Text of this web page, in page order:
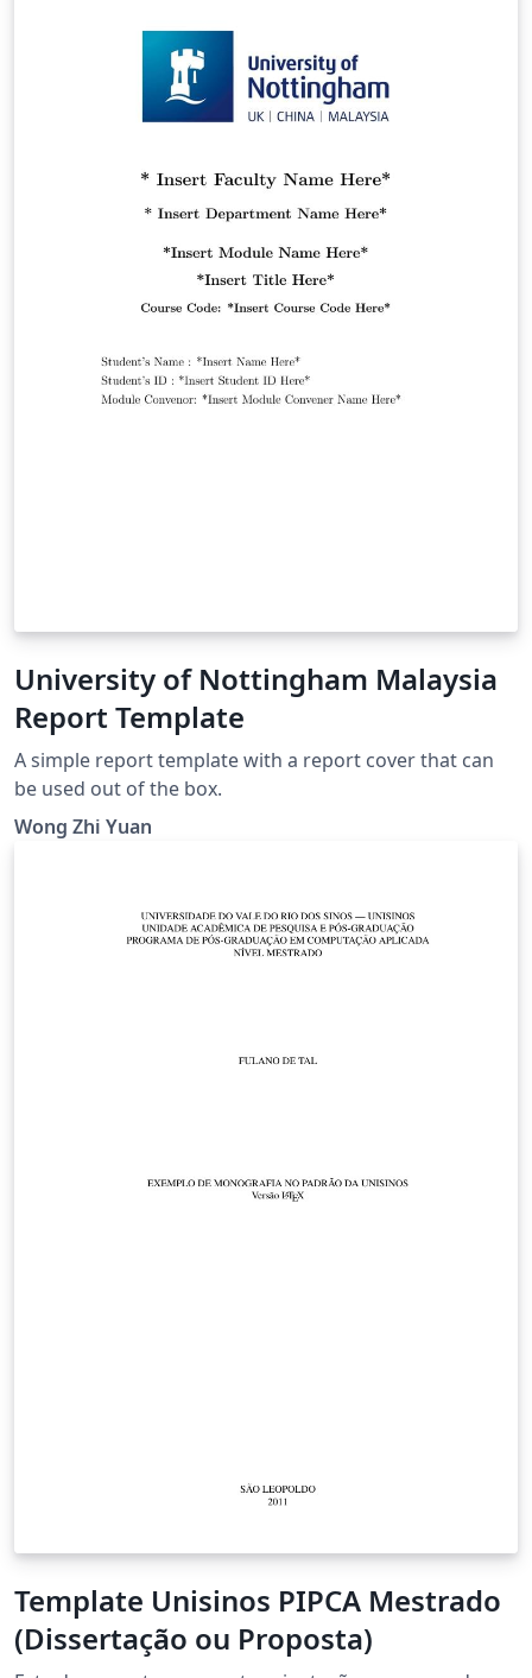
University of Nottingham Malaysia
Report Template
A simple report template with a report cover that can
be used out of the box.
Wong Zhi Yuan
Template Unisinos PIPCA Mestrado
(Dissertação ou Proposta)